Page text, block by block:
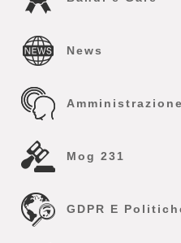
News
Mog 231
GDPR E